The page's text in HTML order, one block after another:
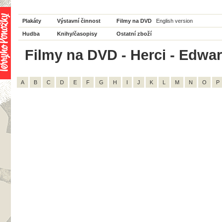
Plakáty Výstavní činnost Filmy na DVD English version
Hudba Knihy/časopisy Ostatní zboží
Filmy na DVD - Herci -
A B C D E F G H I J K L M N O P